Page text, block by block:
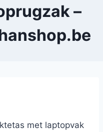
–
met laptopvak